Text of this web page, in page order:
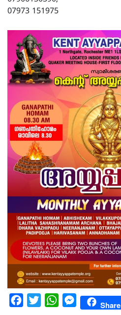
07973 151975
Facebook
Twitter WhatsAppMessengerShare